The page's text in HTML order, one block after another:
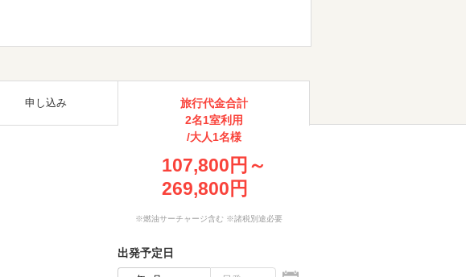
申し込み
旅行代金合計
2名1室利用
/大人1名様
107,800円～
269,800円
※燃油サーチャージ含む ※諸税別途必要
出発予定日